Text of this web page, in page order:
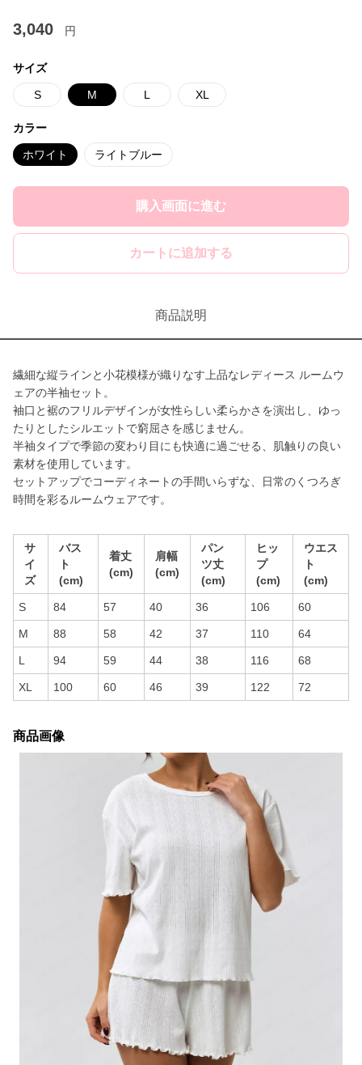
3,040 円
サイズ
S M L XL
カラー
ホワイト ライトブルー
購入画面に進む
カートに追加する
商品説明
繊細な縦ラインと小花模様が織りなす上品なレディース ルームウ
ェアの半袖セット。
袖口と裾のフリルデザインが女性らしい柔らかさを演出し、ゆっ
たりとしたシルエットで窮屈さを感じません。
半袖タイプで季節の変わり目にも快適に過ごせる、肌触りの良い
素材を使用しています。
セットアップでコーディネートの手間いらずな、日常のくつろぎ
時間を彩るルームウェアです。
サ
イ
ズ
バス
ト
(cm)
着丈
(cm)
肩幅
(cm)
パン
ツ丈
(cm)
ヒッ
プ
(cm)
ウエス
ト
(cm)
S 84 57 40 36 106 60
M 88 58 42 37 110 64
L 94 59 44 38 116 68
XL 100 60 46 39 122 72
商品画像